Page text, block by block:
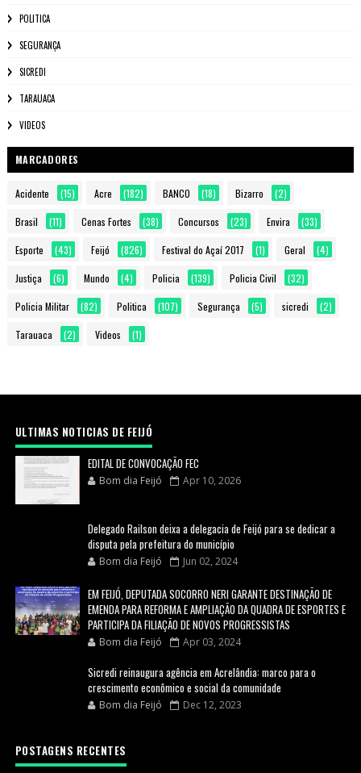
POLITICA
SEGURANÇA
SICREDI
TARAUACA
VIDEOS
MARCADORES
Acidente (15) Acre (182) BANCO (18) Bizarro (2)
Brasil (11) Cenas Fortes (38) Concursos (23) Envira (33)
Esporte (43) Feijó (826) Festival do Açaí 2017 (1) Geral (4)
Justiça (6) Mundo (4) Policia (139) Policia Civil (32)
Policia Militar (82) Politica (107) Segurança (5) sicredi (2)
Tarauaca (2) Videos (1)
ULTIMAS NOTICIAS DE FEIJÓ
EDITAL DE CONVOCAÇÃO FEC
Bom dia Feijó Apr 10, 2026
Delegado Railson deixa a delegacia de Feijó para se dedicar a
disputa pela prefeitura do município
Bom dia Feijó Jun 02, 2024
EM FEIJÓ, DEPUTADA SOCORRO NERI GARANTE DESTINAÇÃO DE
EMENDA PARA REFORMA E AMPLIAÇÃO DA QUADRA DE ESPORTES E
PARTICIPA DA FILIAÇÃO DE NOVOS PROGRESSISTAS
Bom dia Feijó Apr 03, 2024
Sicredi reinaugura agência em Acrelândia: marco para o
crescimento econômico e social da comunidade
Bom dia Feijó Dec 12, 2023
POSTAGENS RECENTES